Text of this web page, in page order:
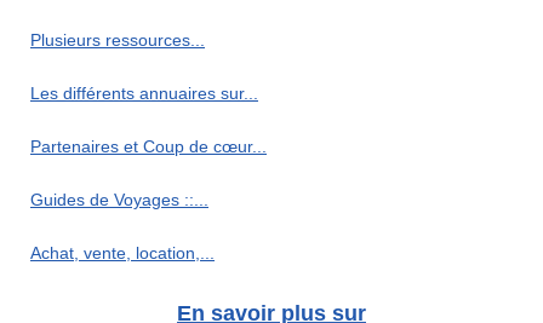
Plusieurs ressources...
Les différents annuaires sur...
Partenaires et Coup de cœur...
Guides de Voyages ::...
Achat, vente, location,...
En savoir plus sur